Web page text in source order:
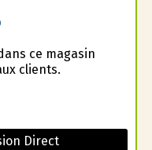
ce magasin
clients.
Direct